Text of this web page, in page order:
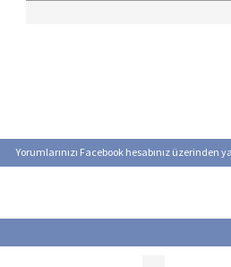
Yorumlarınızı Facebook hesabınız üzerinden